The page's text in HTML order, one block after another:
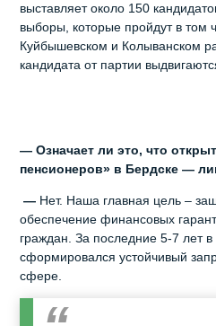
выставляет около 150
выборы, которые пройдут в том
Куйбышевском и Колыванском
кандидата от партии
— Означает ли это, что
пенсионеров» в Бердске —
— Нет. Наша главная цель –
обеспечение финансовых
граждан. За последние 5-7 лет
сформировался устойчивый
сфере.